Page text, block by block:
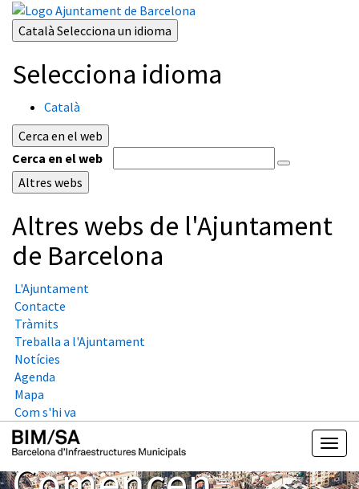
Català Selecciona un idioma
Selecciona idioma
Català
Cerca en el web
Cerca en el web
Altres webs
Altres webs de l'Ajuntament
de Barcelona
L'Ajuntament
Contacte
Tràmits
Treballa a l'Ajuntament
Notícies
Agenda
Mapa
Com s'hi va